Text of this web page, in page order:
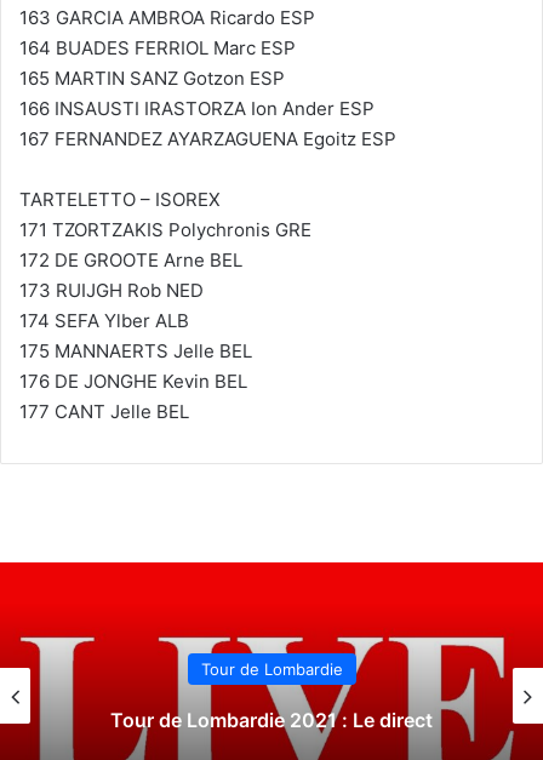
163 GARCIA AMBROA Ricardo ESP
164 BUADES FERRIOL Marc ESP
165 MARTIN SANZ Gotzon ESP
166 INSAUSTI IRASTORZA Ion Ander ESP
167 FERNANDEZ AYARZAGUENA Egoitz ESP
TARTELETTO – ISOREX
171 TZORTZAKIS Polychronis GRE
172 DE GROOTE Arne BEL
173 RUIJGH Rob NED
174 SEFA Ylber ALB
175 MANNAERTS Jelle BEL
176 DE JONGHE Kevin BEL
177 CANT Jelle BEL
Tour du Piémont
Tour du Piémont 2021 : Le direct